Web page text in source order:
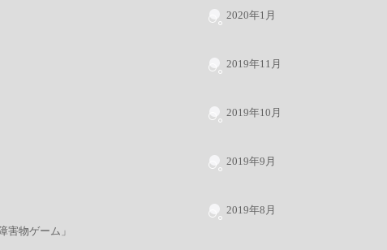
害物ゲーム」
2020年1月
2019年11月
2019年10月
2019年9月
2019年8月